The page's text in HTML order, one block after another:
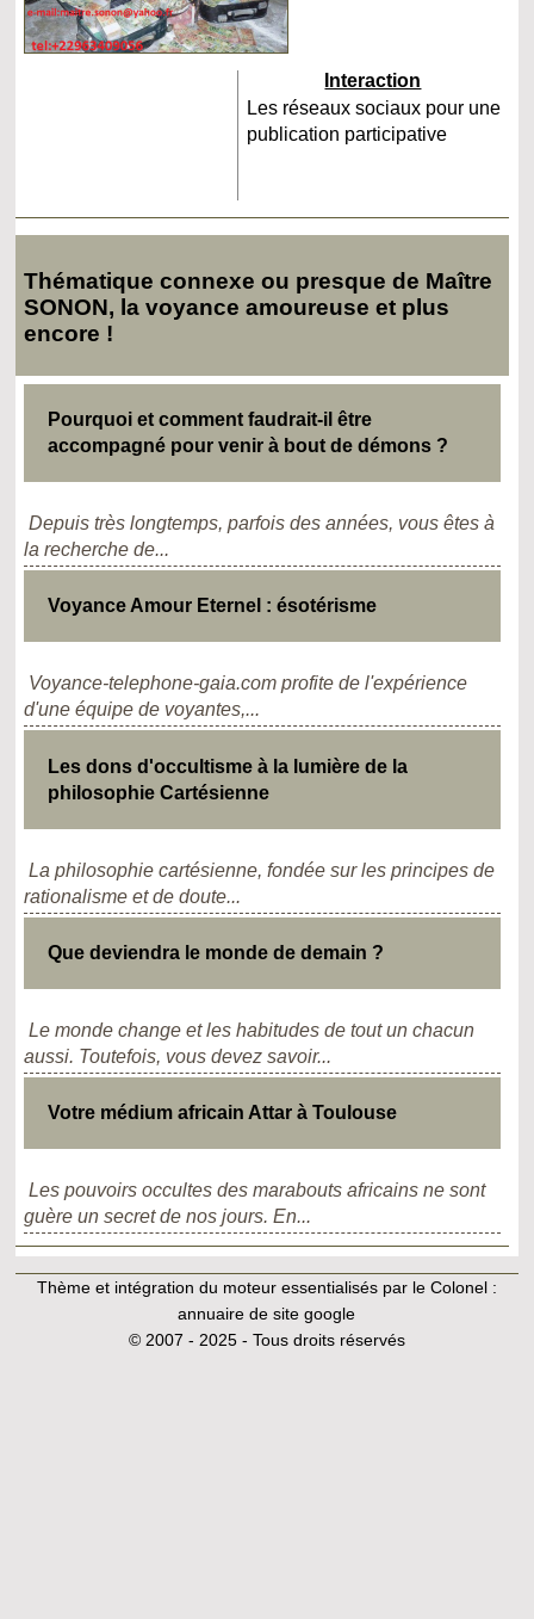
Interaction
Les réseaux sociaux pour une
publication participative
Thématique connexe ou presque de Maître
SONON, la voyance amoureuse et plus
encore !
Pourquoi et comment faudrait-il être
accompagné pour venir à bout de démons ?
Depuis très longtemps, parfois des années, vous êtes à
la recherche de...
Voyance Amour Eternel : ésotérisme
Voyance-telephone-gaia.com profite de l'expérience
d'une équipe de voyantes,...
Les dons d'occultisme à la lumière de la
philosophie Cartésienne
La philosophie cartésienne, fondée sur les principes de
rationalisme et de doute...
Que deviendra le monde de demain ?
Le monde change et les habitudes de tout un chacun
aussi. Toutefois, vous devez savoir...
Votre médium africain Attar à Toulouse
Les pouvoirs occultes des marabouts africains ne sont
guère un secret de nos jours. En...
Thème et intégration du moteur essentialisés par le Colonel :
annuaire de site google
© 2007 - 2025 - Tous droits réservés